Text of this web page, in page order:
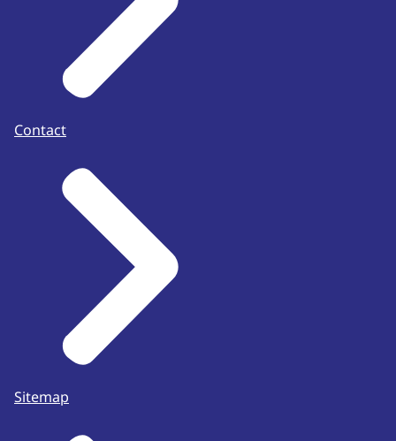
Contact
Sitemap